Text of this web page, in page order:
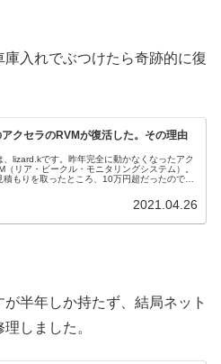
入れでぶつけたら奇跡的に復
クセラのRVMが復活した。その理由
、lizard.kです。昨年完全に動かなくなったアク
（リア・ビークル・モニタリングシステム）。
積もりを取ったところ、10万円超だったのでそ
2021.04.26
半年しか持たず、結局ネット
しました。